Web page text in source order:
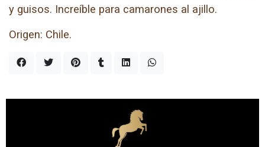
y guisos. Increíble para camarones al ajillo.
Origen: Chile.